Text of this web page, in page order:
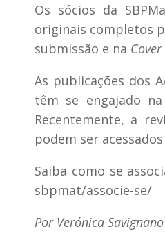
Os sócios da
originais completos
submissão e na
As publicações dos
têm se engajado
Recentemente, a
podem ser
Saiba como se
sbpmat/associe-se/
Por Verónica